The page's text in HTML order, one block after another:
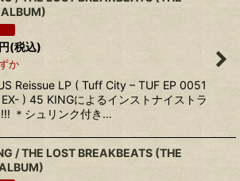
円(税込)
か
Reissue LP ( Tuff City ‎– TUF EP 0051
) 45 KINGによるインストナイストラ
＊シュリンク付き…
/ THE LOST BREAKBEATS (THE